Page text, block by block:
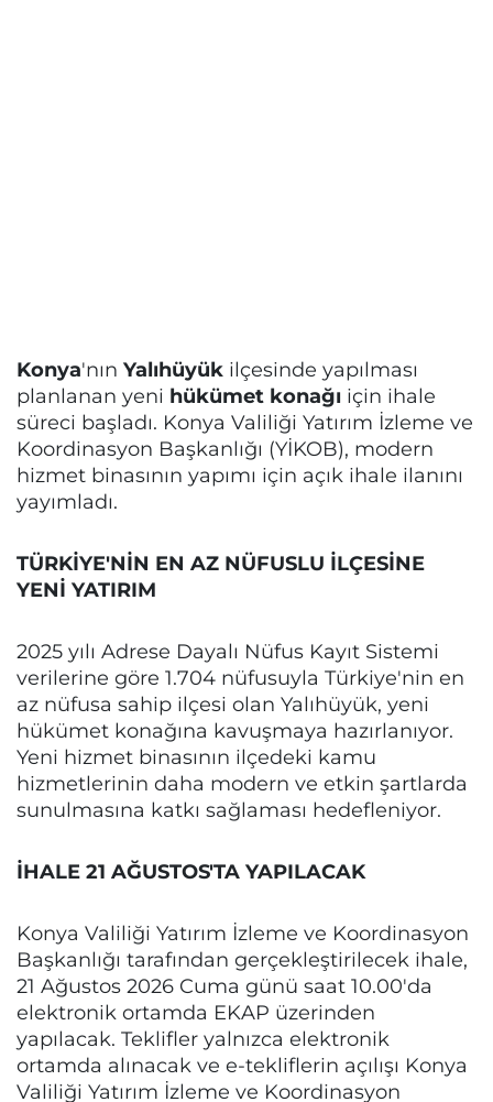
Konya'nın Yalıhüyük ilçesinde yapılması
planlanan yeni hükümet konağı için ihale
süreci başladı. Konya Valiliği Yatırım İzleme ve
Koordinasyon Başkanlığı (YİKOB), modern
hizmet binasının yapımı için açık ihale ilanını
yayımladı.
TÜRKİYE'NİN EN AZ NÜFUSLU İLÇESİNE
YENİ YATIRIM
2025 yılı Adrese Dayalı Nüfus Kayıt Sistemi
verilerine göre 1.704 nüfusuyla Türkiye'nin en
az nüfusa sahip ilçesi olan Yalıhüyük, yeni
hükümet konağına kavuşmaya hazırlanıyor.
Yeni hizmet binasının ilçedeki kamu
hizmetlerinin daha modern ve etkin şartlarda
sunulmasına katkı sağlaması hedefleniyor.
İHALE 21 AĞUSTOS'TA YAPILACAK
Konya Valiliği Yatırım İzleme ve Koordinasyon
Başkanlığı tarafından gerçekleştirilecek ihale,
21 Ağustos 2026 Cuma günü saat 10.00'da
elektronik ortamda EKAP üzerinden
yapılacak. Teklifler yalnızca elektronik
ortamda alınacak ve e-tekliflerin açılışı Konya
Valiliği Yatırım İzleme ve Koordinasyon